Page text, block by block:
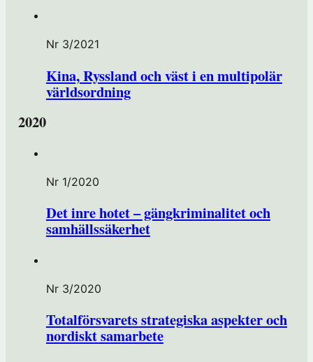
Nr 3/2021
Kina, Ryssland och väst i en multipolär
världsordning
2020
Nr 1/2020
Det inre hotet – gängkriminalitet och
samhällssäkerhet
Nr 3/2020
Totalförsvarets strategiska aspekter och
nordiskt samarbete